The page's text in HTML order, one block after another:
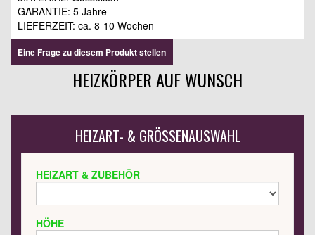
GARANTIE: 5 Jahre
LIEFERZEIT: ca. 8-10 Wochen
Eine Frage zu diesem Produkt stellen
HEIZKÖRPER AUF WUNSCH
HEIZART- & GRÖSSENAUSWAHL
HEIZART & ZUBEHÖR
HÖHE